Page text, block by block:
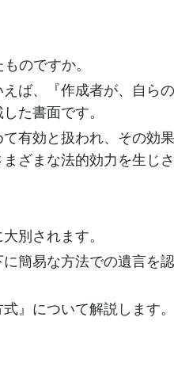
のですか。
ば、『作成者が、自ら
た書面です。
有効と扱われ、その効
ざまな法的効力を生じさ
別されます。
簡易な方法での遺言を
』について解説します。